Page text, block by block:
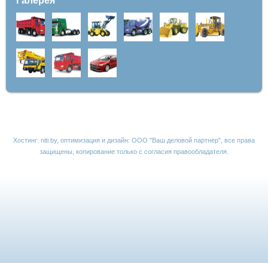
Хостинг: niti.by, оптимизация и дизайн: ООО "Ваш деловой партнер" , все права
защищены, копирование только с согласия правообладателя.